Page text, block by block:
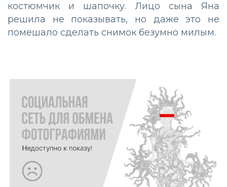
костюмчик и шапочку. Лицо сына Яна
решила не показывать, но даже это не
помешало сделать снимок безумно милым.